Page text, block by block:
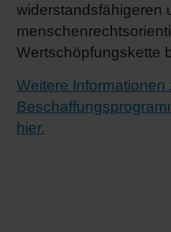
widerstandsfähigeren
Wertschöpfungskette
Weitere
hier.